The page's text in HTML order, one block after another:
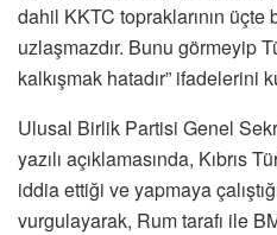
dahil KKTC topraklarının üçte
uzlaşmazdır. Bunu görmeyip
kalkışmak hatadır” ifadelerini
Ulusal Birlik Partisi Genel
yazılı açıklamasında, Kıbrıs
iddia ettiği ve yapmaya
vurgulayarak, Rum tarafı ile